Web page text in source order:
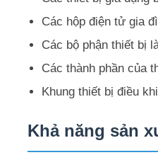
Về chúng tôi
Tham quan nhà máy
Kiểm soát chất lượng
Các hộp điện tử gia
Các bộ phận thiết bị
Các thành phần của
Khung thiết bị điều
Khả năng sản